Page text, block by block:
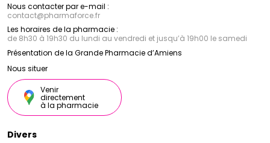
Nous contacter par e-mail :
contact@pharmaforce.fr
Les horaires de la pharmacie :
de 8h30 à 19h30 du lundi au vendredi et jusqu’à 19h00 le samedi
Présentation de la Grande Pharmacie d’Amiens
Nous situer
Venir
directement
à la pharmacie
Divers